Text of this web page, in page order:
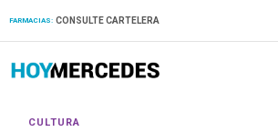
FARMACIAS: CONSULTE CARTELERA